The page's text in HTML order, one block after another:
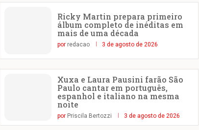
Ricky Martin prepara primeiro
álbum completo de inéditas em
mais de uma década
por redacao 3 de agosto de 2026
Xuxa e Laura Pausini farão São
Paulo cantar em português,
espanhol e italiano na mesma
noite
por Priscila Bertozzi 3 de agosto de 2026